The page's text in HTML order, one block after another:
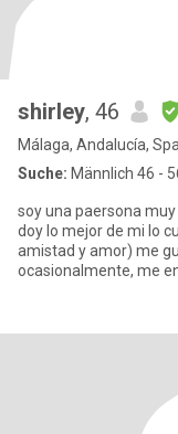
shirley, 46
Málaga, Andalucía,
Suche: Männlich 46 -
soy una paersona
doy lo mejor de mi lo
amistad y amor) me
ocasionalmente, me